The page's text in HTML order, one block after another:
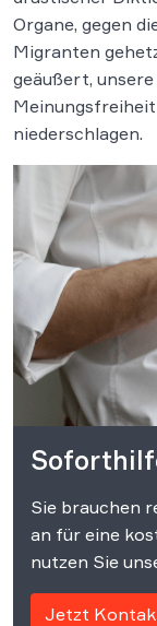
Organe, gegen
Migranten
geäußert,
niederschlagen.
Sie brauchen
an für eine
nutzen Sie
Jetzt